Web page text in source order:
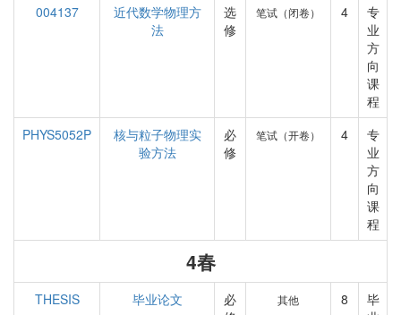
004137
近代数学物理方
法
选
修
笔试（闭卷） 4
专
业
方
向
课
程
PHYS5052P
核与粒子物理实
验方法
必
修
笔试（开卷） 4
专
业
方
向
课
程
4春
THESIS 毕业论文
必
其他 8
毕